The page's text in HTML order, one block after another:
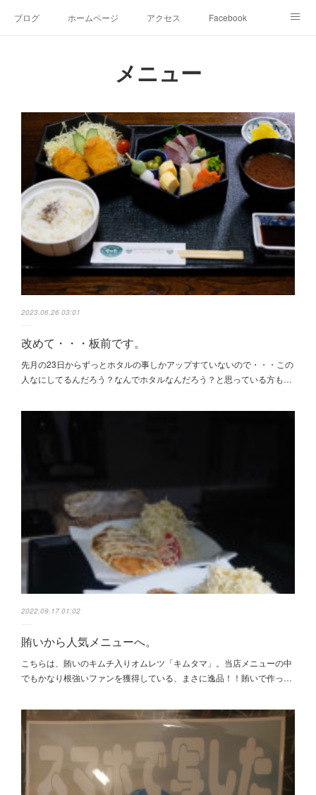
ブログ ホームページ アクセス Facebook
メニュー
2023.06.26 03:01
改めて・・・板前です。
先月の23日からずっとホタルの事しかアップすていないので・・・この
人なにしてるんだろう？なんでホタルなんだろう？と思っている方も…
2022.09.17 01:02
賄いから人気メニューへ。
こちらは、賄いのキムチ入りオムレツ「キムタマ」。当店メニューの中
でもかなり根強いファンを獲得している、まさに逸品！！賄いで作っ…